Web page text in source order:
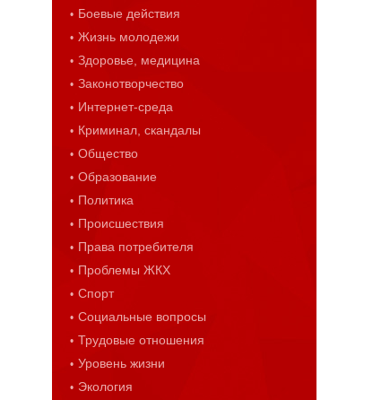
Боевые действия
Жизнь молодежи
Здоровье, медицина
Законотворчество
Интернет-среда
Криминал, скандалы
Общество
Образование
Политика
Происшествия
Права потребителя
Проблемы ЖКХ
Спорт
Социальные вопросы
Трудовые отношения
Уровень жизни
Экология